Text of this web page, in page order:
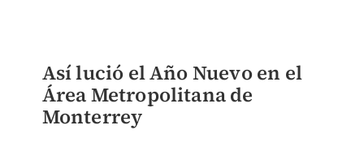
Así lució el Año Nuevo en el
Área Metropolitana de
Monterrey